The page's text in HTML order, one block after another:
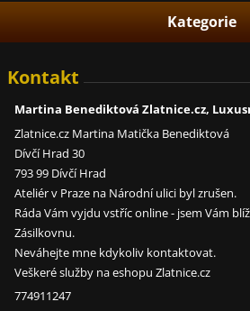
Kategorie
Kontakt
Martina Benediktová Zlatnice.cz,
Zlatnice.cz Martina Matička Benediktová
Dívčí Hrad 30
793 99 Dívčí Hrad
Ateliér v Praze na Národní ulici byl zrušen.
Ráda Vám vyjdu vstříc online - jsem Vám
Zásilkovnu.
Neváhejte mne kdykoliv kontaktovat.
Veškeré služby na eshopu Zlatnice.cz
774911247